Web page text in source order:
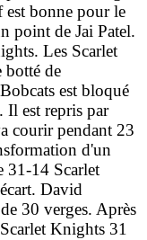
bonne pour le
point de Jai Patel.
Les Scarlet
botté de
est bloqué
Il est repris par
courir pendant 23
d'un
31-14 Scarlet
David
30 verges. Après
Knights 31